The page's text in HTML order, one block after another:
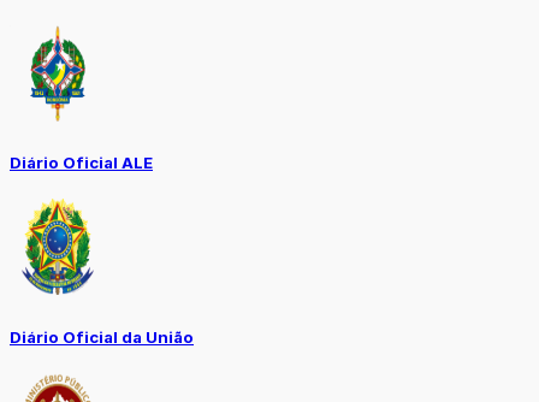
Diário Oficial ALE
Diário Oficial da União